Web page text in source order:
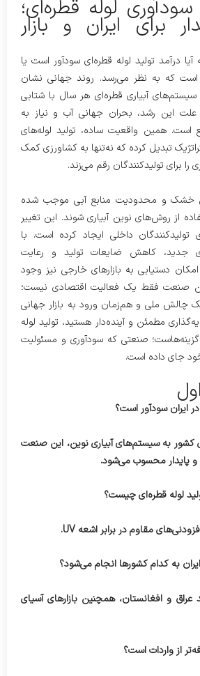
سودآوری لوله قطره‌ای؛
برای ایران و بازار
درآمد تولید لوله قطره‌ای سودآور است یا
است که به نظر می‌رسد. روند جهانی نشان
آبیاری قطره‌ای هر سال با شتابی
علت این رشد، بحران جهانی آب و نیاز به
است. همین واقعیت ساده، تولید لوله‌های
تبدیل کرده که نه‌تنها به کشاورزی کمک
را برای تولیدکنندگان رقم می‌زند.
خشک و محدودیت منابع آبی موجب شده
از روش‌های نوین آبیاری شوند. این تغییر
تولیدکنندگان داخلی ایجاد کرده است. با
جدید، کاهش ضایعات تولید و رعایت
امکان دستیابی به بازارهای خارجی نیز وجود
صنعت فقط یک فعالیت اقتصادی نیست؛
چالش ملی و هم‌زمان ورود به بازار جهانی
مطمئن و آینده‌دار هستید، تولید لوله
گزینه‌هاست؛ صنعتی که سودآوری و مسئولیت
جای داده است.
کشور به سیستم‌های آبیاری نوین، این صنعت
و پایدار محسوب می‌شود.
و افغانستان، همچنین بازارهای آسیای